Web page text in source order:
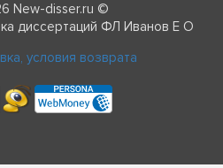
New-disser.ru ©
диссертаций ФЛ Иванов Е О
условия возврата